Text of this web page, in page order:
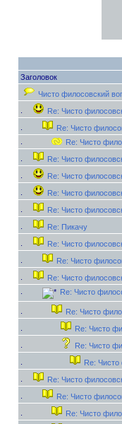
Заголовок
Чисто филосовский
Re: Чисто
Re: Чисто
Re: Чисто
Re: Чисто
Re: Чисто
Re: Чисто
Re: Чисто
Re: Пикачу
Re: Чисто
Re: Чисто
Re: Чисто
Re: Чисто
Re: Чисто
Re: Чисто
Re: Чисто
Re:
Re: Чисто
Re: Чисто
Re: Чисто